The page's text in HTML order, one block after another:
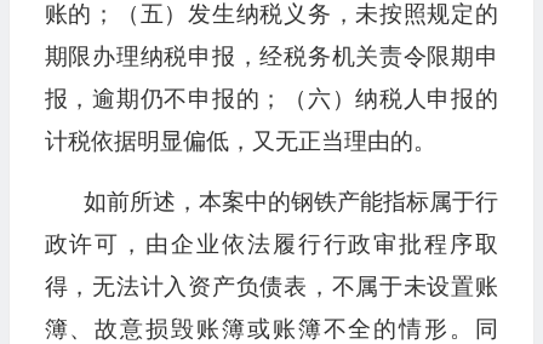
账的；（五）发生纳税义务，未按照规定的
期限办理纳税申报，经税务机关责令限期申
报，逾期仍不申报的；（六）纳税人申报的
计税依据明显偏低，又无正当理由的。
如前所述，本案中的钢铁产能指标属于行
政许可，由企业依法履行行政审批程序取
得，无法计入资产负债表，不属于未设置账
簿、故意损毁账簿或账簿不全的情形。同